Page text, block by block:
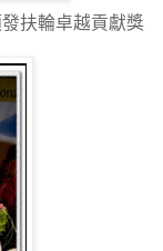
扶輪卓越貢獻獎